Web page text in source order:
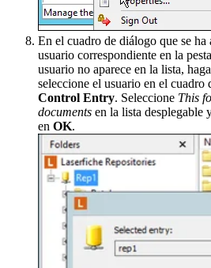
En el cuadro de diálogo que se ha
usuario correspondiente en la
usuario no aparece en la lista,
seleccione el usuario en el cuadro
Control Entry. Seleccione This
documents en la lista desplegable
en OK.